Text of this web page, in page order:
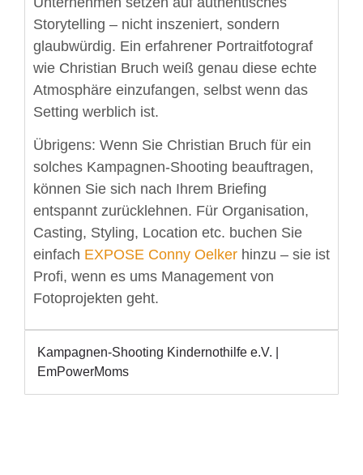
Storytelling – nicht inszeniert, sondern
glaubwürdig. Ein erfahrener Portraitfotograf
wie Christian Bruch weiß genau diese echte
Atmosphäre einzufangen, selbst wenn das
Setting werblich ist.
Übrigens: Wenn Sie Christian Bruch für ein
solches Kampagnen-Shooting beauftragen,
können Sie sich nach Ihrem Briefing
entspannt zurücklehnen. Für Organisation,
Casting, Styling, Location etc. buchen Sie
einfach EXPOSE Conny Oelker hinzu – sie ist
Profi, wenn es ums Management von
Fotoprojekten geht.
Kampagnen-Shooting Kindernothilfe e.V. |
EmPowerMoms